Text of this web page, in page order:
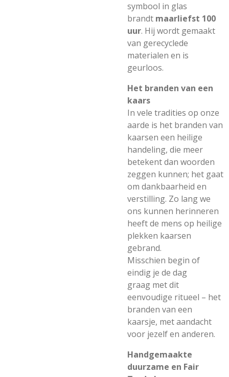
symbool in glas
brandt maarliefst 100
uur. Hij wordt gemaakt
van gerecyclede
materialen en is
geurloos.
Het branden van een
kaars
In vele tradities op onze
aarde is het branden van
kaarsen een heilige
handeling, die meer
betekent dan woorden
zeggen kunnen; het gaat
om dankbaarheid en
verstilling. Zo lang we
ons kunnen herinneren
heeft de mens op heilige
plekken kaarsen
gebrand.
Misschien begin of
eindig je de dag
graag met dit
eenvoudige ritueel – het
branden van een
kaarsje, met aandacht
voor jezelf en anderen.
Handgemaakte
duurzame en Fair